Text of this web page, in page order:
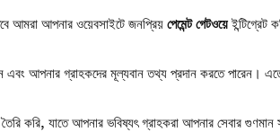
আমরা আপনার ওয়েবসাইটে জনপ্রিয় পেমেন্ট গেটওয়ে
এবং আপনার গ্রাহকদের মূল্যবান তথ্য প্রদান করতে
করি, যাতে আপনার ভবিষ্যৎ গ্রাহকরা আপনার সেবার গুণমান